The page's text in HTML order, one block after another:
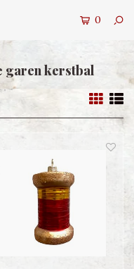
0
garen kerstbal